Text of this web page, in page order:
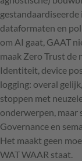
dataformaten en
om AI gaat, GAAT
maak Zero Trust de
Identiteit, device
logging: overal
stoppen met
onderwerpen,
Governance en
Het maakt geen
WAT WAAR staat.